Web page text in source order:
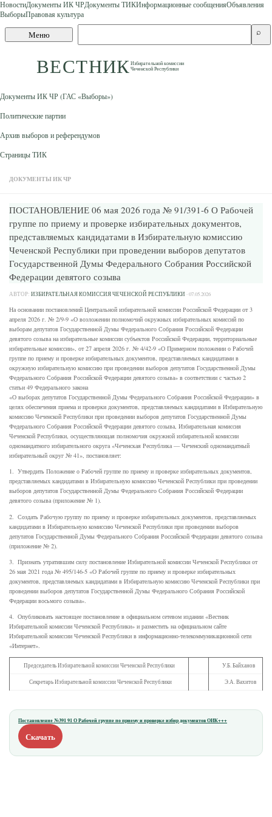
Skip to content
НовостиДокументы ИК ЧРДокументы ТИКИнформационные сообщенияОбъявления
ВыборыПравовая культура
Меню
ВЕСТНИКИзбирательной комиссии
Чеченской Республики
сайту
⌕
Документы ИК ЧР (ГАС «Выборы»)
Политические партии
Архив выборов и референдумов
Страницы ТИК
ДОКУМЕНТЫ ИК ЧР
ПОСТАНОВЛЕНИЕ 06 мая 2026 года № 91/391-6 О Рабочей
группе по приему и проверке избирательных документов,
представляемых кандидатами в Избирательную комиссию
Чеченской Республики при проведении выборов депутатов
Государственной Думы Федерального Собрания Российской
Федерации девятого созыва
АВТОР: ИЗБИРАТЕЛЬНАЯ КОМИССИЯ ЧЕЧЕНСКОЙ РЕСПУБЛИКИ ·07.05.2026
На основании постановлений Центральной избирательной комиссии Российской Федерации от 3
апреля 2026 г. № 2/9-9 «О возложении полномочий окружных избирательных комиссий по
выборам депутатов Государственной Думы Федерального Собрания Российской Федерации
девятого созыва на избирательные комиссии субъектов Российской Федерации, территориальные
избирательные комиссии», от 27 апреля 2026 г. № 4/42-9 «О Примерном положении о Рабочей
группе по приему и проверке избирательных документов, представляемых кандидатами в
окружную избирательную комиссию при проведении выборов депутатов Государственной Думы
Федерального Собрания Российской Федерации девятого созыва» в соответствии с частью 2
статьи 49 Федерального закона
«О выборах депутатов Государственной Думы Федерального Собрания Российской Федерации» в
целях обеспечения приема и проверки документов, представляемых кандидатами в Избирательную
комиссию Чеченской Республики при проведении выборов депутатов Государственной Думы
Федерального Собрания Российской Федерации девятого созыва, Избирательная комиссия
Чеченской Республики, осуществляющая полномочия окружной избирательной комиссии
одномандатного избирательного округа «Чеченская Республика — Чеченский одномандатный
избирательный округ № 41», постановляет:
1. Утвердить Положение о Рабочей группе по приему и проверке избирательных документов,
представляемых кандидатами в Избирательную комиссию Чеченской Республики при проведении
выборов депутатов Государственной Думы Федерального Собрания Российской Федерации
девятого созыва (приложение № 1).
2. Создать Рабочую группу по приему и проверке избирательных документов, представляемых
кандидатами в Избирательную комиссию Чеченской Республики при проведении выборов
депутатов Государственной Думы Федерального Собрания Российской Федерации девятого созыва
(приложение № 2).
3. Признать утратившим силу постановление Избирательной комиссии Чеченской Республики от
26 мая 2021 года № 495/146-5 «О Рабочей группе по приему и проверке избирательных
документов, представляемых кандидатами в Избирательную комиссию Чеченской Республики при
проведении выборов депутатов Государственной Думы Федерального Собрания Российской
Федерации восьмого созыва».
4. Опубликовать настоящее постановление в официальном сетевом издании «Вестник
Избирательной комиссии Чеченской Республики» и разместить на официальном сайте
Избирательной комиссии Чеченской Республики в информационно-телекоммуникационной сети
«Интернет».
Председатель Избирательной комиссии Чеченской Республики У.Б. Байханов
Секретарь Избирательной комиссии Чеченской Республики Э.А. Вахитов
Постановление №391 91 О Рабочей группе по приему и проверке избир документов ОИК+++
Скачать